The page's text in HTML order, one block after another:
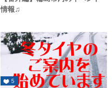
情報♫
5